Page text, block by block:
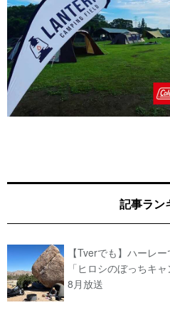
記事ラン
【Tverでも】ハーレ
「ヒロシのぼっちキ
8月放送